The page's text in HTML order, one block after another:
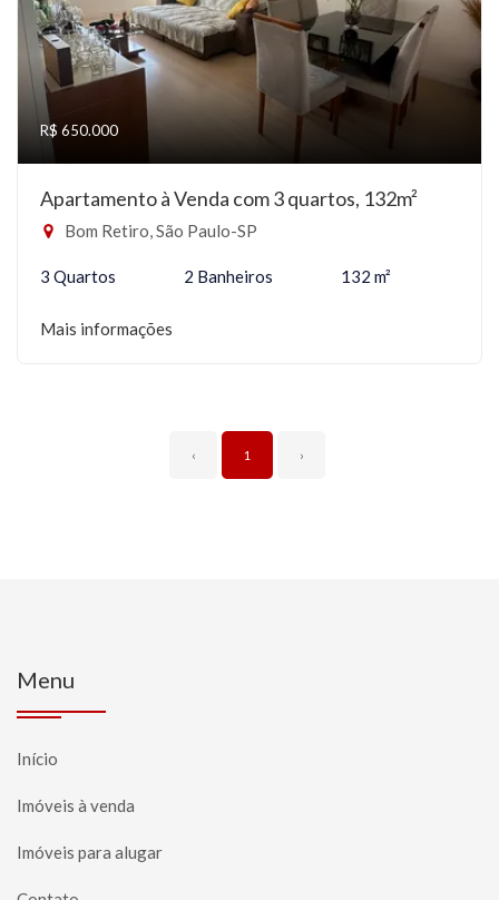
R$ 650.000
Apartamento à Venda com 3 quartos, 132m²
Bom Retiro, São Paulo-SP
3 Quartos 2 Banheiros 132 m²
Mais informações
‹ 1 ›
Menu
Início
Imóveis à venda
Imóveis para alugar